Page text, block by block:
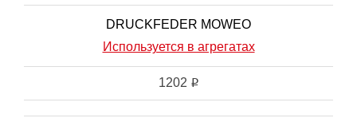
DRUCKFEDER MOWEO
Используется в агрегатах
1202 i